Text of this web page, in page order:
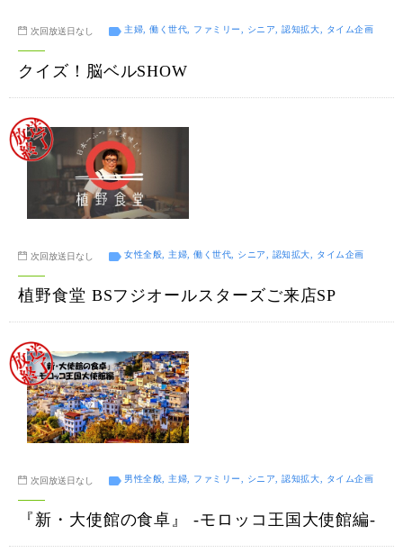
次回放送日なし 主婦, 働く世代, ファミリー, シニア, 認知拡大, タイム企画
クイズ！脳ベルSHOW
次回放送日なし 女性全般, 主婦, 働く世代, シニア, 認知拡大, タイム企画
植野食堂 BSフジオールスターズご来店SP
次回放送日なし 男性全般, 主婦, ファミリー, シニア, 認知拡大, タイム企画
『新・大使館の食卓』 -モロッコ王国大使館編-